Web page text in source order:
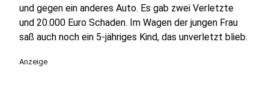
und gegen ein anderes Auto. Es gab zwei Verletzte
und 20.000 Euro Schaden. Im Wagen der jungen Frau
saß auch noch ein 5-jähriges Kind, das unverletzt blieb.
Anzeige